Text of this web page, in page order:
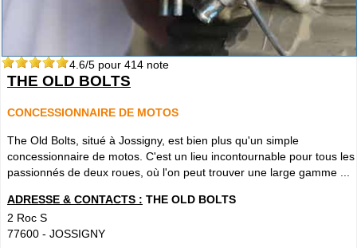
4.6/5 pour 414 note
THE OLD BOLTS
CONCESSIONNAIRE DE MOTOS
The Old Bolts, situé à Jossigny, est bien plus qu'un simple
concessionnaire de motos. C'est un lieu incontournable pour tous les
passionnés de deux roues, où l'on peut trouver une large gamme ...
ADRESSE & CONTACTS : THE OLD BOLTS
2 Roc S
77600 - JOSSIGNY